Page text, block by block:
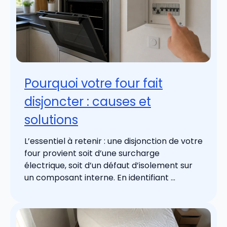
Pourquoi votre four fait
disjoncter : causes et
solutions
L’essentiel à retenir : une disjonction de votre
four provient soit d’une surcharge
électrique, soit d’un défaut d’isolement sur
un composant interne. En identifiant ...